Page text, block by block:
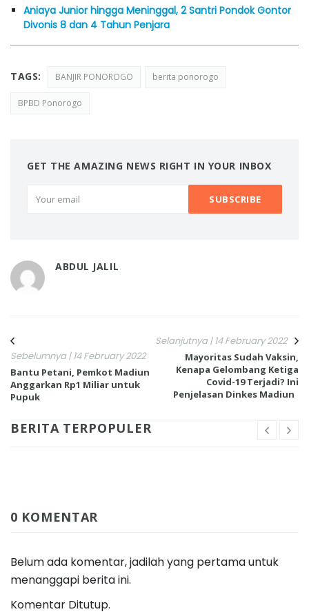
Aniaya Junior hingga Meninggal, 2 Santri Pondok Gontor
Divonis 8 dan 4 Tahun Penjara
TAGS: BANJIR PONOROGO berita ponorogo
BPBD Ponorogo
GET THE AMAZING NEWS RIGHT IN YOUR INBOX
ABDUL JALIL
Sebelumnya | 14 February 2022
Bantu Petani, Pemkot Madiun
Anggarkan Rp1 Miliar untuk
Pupuk
Selanjutnya | 14 February 2022
Mayoritas Sudah Vaksin,
Kenapa Gelombang Ketiga
Covid-19 Terjadi? Ini
Penjelasan Dinkes Madiun
BERITA TERPOPULER
0 KOMENTAR
Belum ada komentar, jadilah yang pertama untuk
menanggapi berita ini.
Komentar Ditutup.